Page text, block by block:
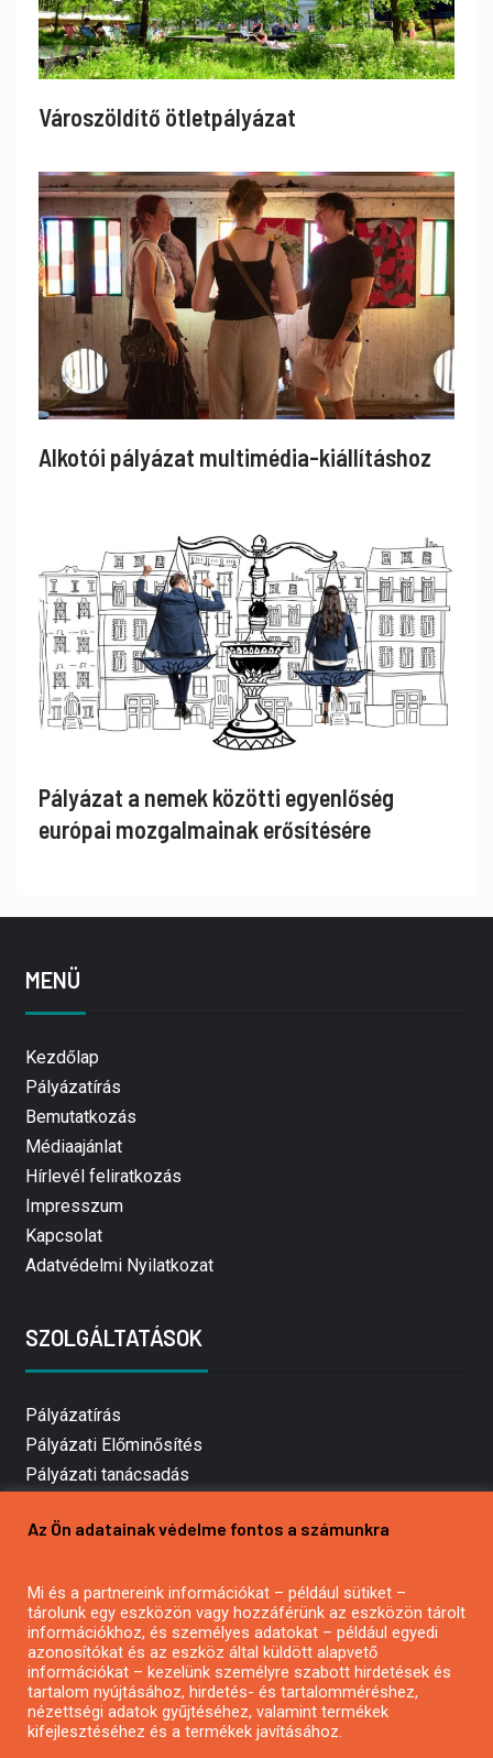
Városzöldítő ötletpályázat
Alkotói pályázat multimédia-kiállításhoz
Pályázat a nemek közötti egyenlőség
európai mozgalmainak erősítésére
MENÜ
Kezdőlap
Pályázatírás
Bemutatkozás
Médiaajánlat
Hírlevél feliratkozás
Impresszum
Kapcsolat
Adatvédelmi Nyilatkozat
SZOLGÁLTATÁSOK
Pályázatírás
Pályázati Előminősítés
Pályázati tanácsadás
Mezőgazdasági pályázatírás
Pályázatírás civil szervezeteknek
Pályázatírás önkormányzatoknak
Pályázatfigyelés
Specifikus pályázatfigyelés vagy hírlevél
Az Ön adatainak védelme fontos a számunkra
Mi és a partnereink információkat – például sütiket –
tárolunk egy eszközön vagy hozzáférünk az eszközön tárolt
információkhoz, és személyes adatokat – például egyedi
azonosítókat és az eszköz által küldött alapvető
információkat – kezelünk személyre szabott hirdetések és
tartalom nyújtásához, hirdetés- és tartalomméréshez,
nézettségi adatok gyűjtéséhez, valamint termékek
kifejlesztéséhez és a termékek javításához.